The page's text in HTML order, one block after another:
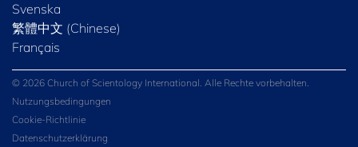
Svenska
繁體中文 (Chinese)
Français
© 2026 Church of Scientology International. Alle Rechte vorbehalten.
Nutzungsbedingungen
Cookie-Richtlinie
Datenschutzerklärung